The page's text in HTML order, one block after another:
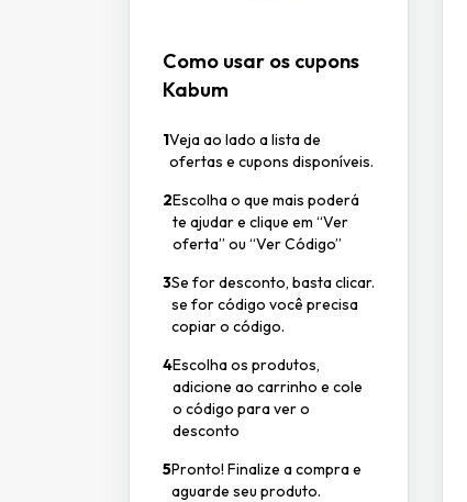
Como usar os cupons
Kabum
1Veja ao lado a lista de
ofertas e cupons disponíveis.
2Escolha o que mais poderá
te ajudar e clique em “Ver
oferta” ou “Ver Código”
3Se for desconto, basta clicar.
se for código você precisa
copiar o código.
4Escolha os produtos,
adicione ao carrinho e cole
o código para ver o
desconto
5Pronto! Finalize a compra e
aguarde seu produto.